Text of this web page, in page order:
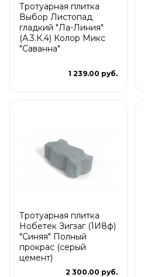
Тротуарная плитка
Выбор Листопад
гладкий "Ла-Линия"
(А.3.К.4) Колор Микс
"Саванна"
1 239.00 руб.
Тротуарная плитка
Нобетек Зигзаг (1И8ф)
"Синяя" Полный
прокрас (серый
цемент)
2 300.00 руб.